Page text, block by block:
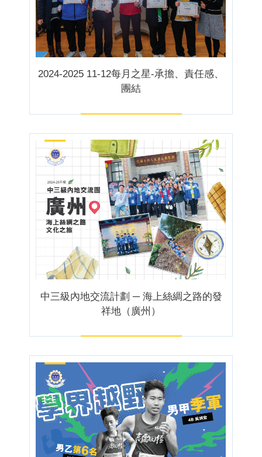
2024-2025 11-12每月之星-承擔、責任感、
團結
中三級內地交流計劃 ─ 海上絲綢之路的發
祥地（廣州）